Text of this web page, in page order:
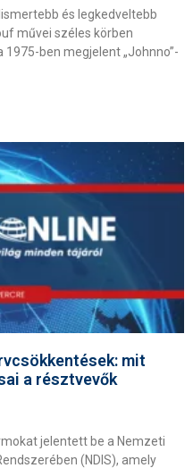
és legkedveltebb
művei széles körben
ben megjelent „Johnno”-
mit
a résztvevők
jelentett be a Nemzeti
(NDIS), amely